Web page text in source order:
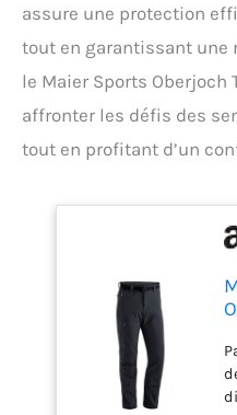
assure une protection
tout en garantissant une
le Maier Sports Oberjoch
affronter les défis des
tout en profitant d’un